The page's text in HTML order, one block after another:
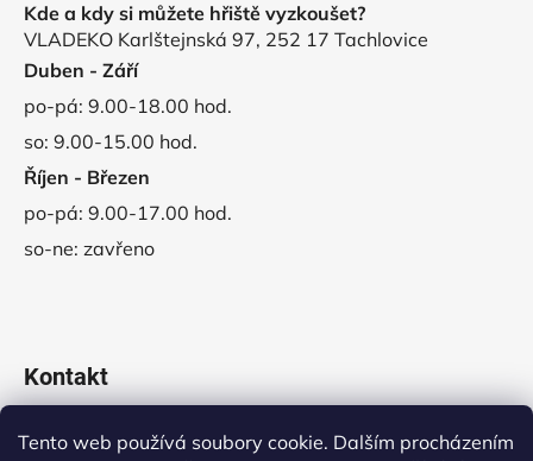
Tento web používá soubory cookie. Dalším procházením
Kde a kdy si můžete hřiště vyzkoušet?
VLADEKO Karlštejnská 97, 252 17 Tachlovice
Duben - Září
po-pá: 9.00-18.00 hod.
so: 9.00-15.00 hod.
Říjen - Březen
po-pá: 9.00-17.00 hod.
so-ne: zavřeno
Kontakt
obchod@vladeko.cz